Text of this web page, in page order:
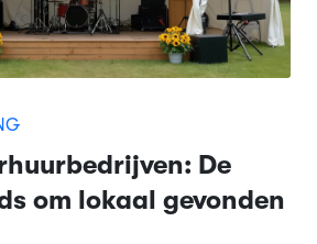
De
om lokaal gevonden